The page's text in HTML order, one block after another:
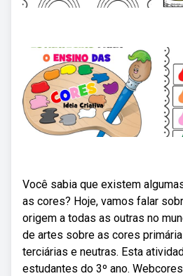
Você sabia que existem
as cores? Hoje, vamos falar
origem a todas as outras no
de artes sobre as cores
terciárias e neutras. Esta
estudantes do 3º ano.